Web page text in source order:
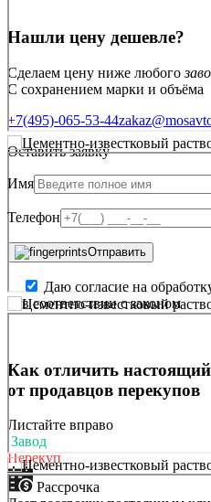
Нашли цену дешевле?
Сделаем цену ниже любого
С сохранением марки и объёма
+7(495)-065-53-44
Оставить заявку
Имя
Телефон
Отправить
Даю согласие на
в соответствии с законом
Как отличить настоящий
от продавцов перекупов
Листайте вправо
Завод
Перекуп
Рассрочка